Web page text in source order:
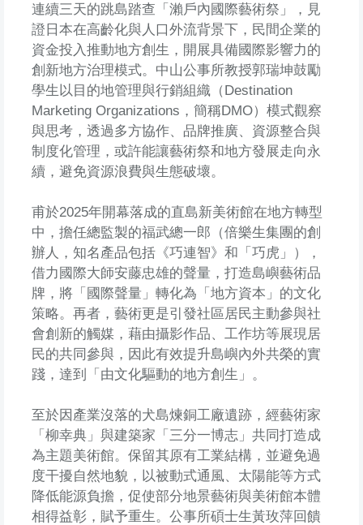
連續三天的跳島踏查「瀨戶內國際藝術祭」，見
證日本在高齡化與人口外流背景下，民間企業的
資金投入推動地方創生，開展具備國際影響力的
創新地方治理模式。中山公事所教授郭瑞坤鼓勵
學生以目的地管理與行銷組織（Destination
Marketing Organizations，簡稱DMO）模式觀察
與思考，透過多方協作、品牌推廣、資源整合與
制度化管理，或許能讓藝術祭和地方發展走向永
續，避免資源浪費與生態破壞。
甫於2025年開幕落成的直島新美術館在地方轉型
中，擔任總監製的福武總一郎（倍樂生集團的創
辦人，知名產品包括《巧連智》和「巧虎」），
借力國際大師安藤忠雄的聲量，打造島嶼藝術品
牌，將「國際聲量」轉化為「地方資本」的文化
策略。再者，藝術更是引發社區居民主動參與社
會創新的觸媒，藉由攝影作品、工作坊等展現居
民的共同參與，因此有效提升島嶼內外共榮的實
踐，達到「由文化驅動的地方創生」。
至於因產業沒落的犬島煉銅工廠遺跡，經藝術家
「柳幸典」與建築家「三分一博志」共同打造成
為主題美術館。保留其原有工業結構，並避免過
度干擾自然地貌，以被動式通風、太陽能等方式
降低能源負擔，促使部分地景藝術與美術館本體
相得益彰，賦予重生。公事所碩士生黃玫萍回饋